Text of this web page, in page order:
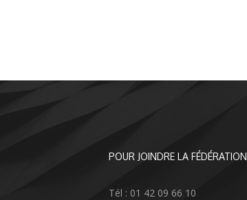
POUR JOINDRE LA FÉDÉRATION
Tél : 01 42 09 66 10